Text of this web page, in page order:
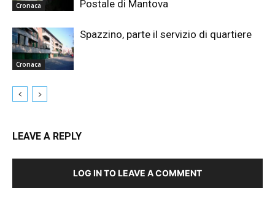
Cronaca Postale di Mantova
Cronaca
Spazzino, parte il servizio di quartiere
LEAVE A REPLY
LOG IN TO LEAVE A COMMENT